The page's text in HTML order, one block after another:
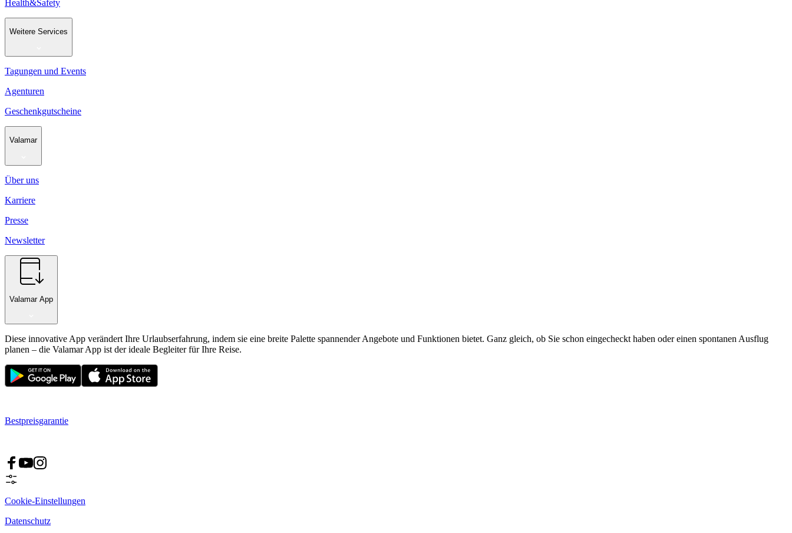
Health&Safety
Weitere Services
Tagungen und Events
Agenturen
Geschenkgutscheine
Valamar
Über uns
Karriere
Presse
Newsletter
Valamar App
Diese innovative App verändert Ihre Urlaubserfahrung, indem sie eine breite Palette spannender Angebote und Funktionen bietet. Ganz gleich, ob Sie schon eingecheckt haben oder einen spontanen Ausflug
planen – die Valamar App ist der ideale Begleiter für Ihre Reise.
Bestpreisgarantie
Cookie-Einstellungen
Datenschutz